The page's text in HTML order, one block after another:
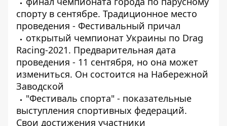
спорту в сентябре. Традиционное место
проведения - Фестивальный причал
открытый чемпионат Украины по Drag
Racing-2021. Предварительная дата
проведения - 11 сентября, но она может
измениться. Он состоится на Набережной
Заводской
"Фестиваль спорта" - показательные
выступления спортивных федераций.
Свои достижения участники